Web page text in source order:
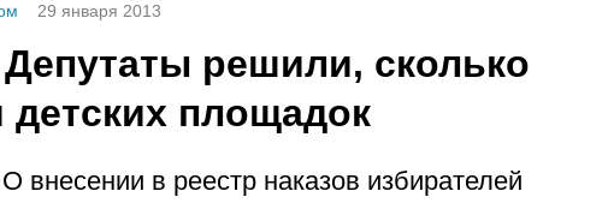
29 января 2013
решили, сколько
детских площадок
внесении в реестр наказов избирателей